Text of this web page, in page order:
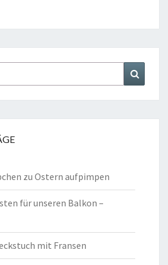
zu Ostern aufpimpen
für unseren Balkon –
mit Fransen